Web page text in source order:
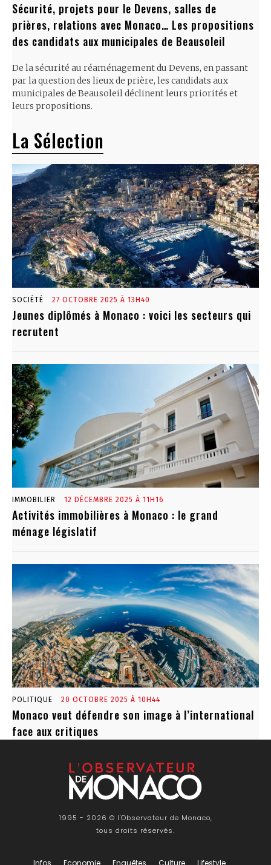
Sécurité, projets pour le Devens, salles de
prières, relations avec Monaco… Les propositions
des candidats aux municipales de Beausoleil
De la sécurité au réaménagement du Devens, en passant
par la question des lieux de prière, les candidats aux
municipales de Beausoleil déclinent leurs priorités et
leurs propositions.
La Sélection
SOCIÉTÉ 27 OCTOBRE 2025 À 13H40
Jeunes diplômés à Monaco : voici les secteurs qui
recrutent
IMMOBILIER 12 DÉCEMBRE 2025 À 11H16
Activités immobilières à Monaco : le grand
ménage législatif
POLITIQUE 20 OCTOBRE 2025 À 10H44
Monaco veut défendre son image à l’international
face aux critiques
1995 - 2026 © l'Observateur de Monaco,
tous droits réservés.
Infos Economie Enquêtes Culture Lifestyle